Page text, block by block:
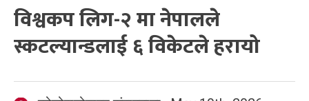
विश्वकप लिग-२ मा नेपालले
स्कटल्यान्डलाई ६ विकेटले हरायो